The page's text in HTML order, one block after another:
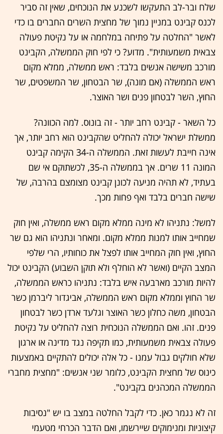
שלח ובר-לב התעקשו לשכנע את הנוכחים, שאין זה סביר
לכנס קבינט במניין נמוך של מחצית השרים החברים בו כדי
לאשר "החלטה על פתיחה במלחמה או על נקיטת פעולה
צבאית משמעותית". מדוע? כי לפי חוק הממשלה, הקבינט
מורכב משישה אנשים בלבד: ראש ממשלה, ממלא מקום
ראש הממשלה (אם מונה), שר הבטחון, שר המשפטים, שר
החוץ, השר לבטחון פנים ושר האוצר.
כל השאר - קבינט רחב יותר - זה בונוס. למה הכוונה?
ממשלת ישראל יכולה להחליט שהקבינט הוא רחב יותר, אך
אינה חייבת לעשות זאת. הממשלה ה-34 הקימה קבינט
המונה 11 שרים. אך בממשלה ה-35, לכשתוקם אי שם
בעתיד, לא תהיה מניעה לכונן קבינט מצומצם בהרבה, של
שישה חברים בלבד ואף פחות מכך.
למשל: נתניהו לא מינה ממלא מקום ראש ממשלה, ואין חוק
שמחייב אותו למנות ממלא מקום. ומאחר ונתניהו הוא גם שר
החוץ, ואין חוק המחייב אותו לפצל את כוחותיו, הרי שלפי
המצב הקיים (ואשר לא הוחלף ולא תוקן השבוע) הקבינט יכול
להיות מורכב מארבעה איש בלבד: נתניהו כראש הממשלה,
שר החוץ וממלא מקום ראש הממשלה, אביגדור ליברמן כשר
הבטחון, משה כחלון כשר האוצר וגלעד ארדן כשר לבטחון
פנים. זהו. ואם הממשלה הנוכחית רוצה להחליט על נקיטת
פעולה צבאית משמעותית, כמו תקיפה נגד מדינה או ארגון
שלא חולקים גבול עמנו - כל אלה יכולים להתקיים באמצעות
כינוס של מחצית הקבינט, כלומר שני אנשים: "מחצית מחברי
הממשלה המכהנים בקבינט".
זה לא נגמר כאן. כדי לקבל החלטה במצב בו יש "נסיבות
קיצוניות ומנימוקים שיירשמו, ואם הדבר הכרחי מטעמי